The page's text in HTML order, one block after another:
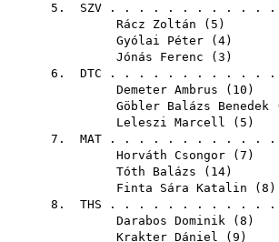
5. SZV . . . . . . . . . . . . .
Rácz Zoltán ( 5
Gyólai Péter ( 4
Jónás Ferenc ( 3
6. DTC . . . . . . . . . . . . .
Demeter Ambrus ( 10
Göbler Balázs Benedek
Leleszi Marcell ( 5
7. MAT . . . . . . . . . . . . .
Horváth Csongor ( 7
Tóth Balázs ( 14
Finta Sára Katalin ( 8
8. THS . . . . . . . . . . . . .
Darabos Dominik ( 8
Krakter Dániel ( 9